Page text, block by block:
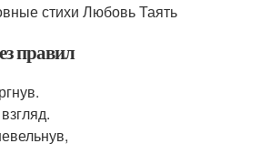
стихи Любовь Таять
правил